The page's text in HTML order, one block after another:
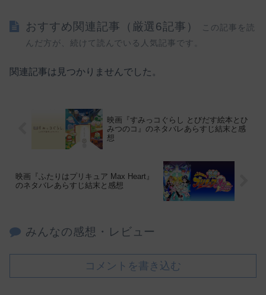
おすすめ関連記事（厳選6記事）
この記事を読
んだ方が、続けて読んでいる人気記事です。
関連記事は見つかりませんでした。
映画『すみっコぐらし とびだす絵本とひ
みつのコ』のネタバレあらすじ結末と感
想
映画『ふたりはプリキュア Max Heart』
のネタバレあらすじ結末と感想
みんなの感想・レビュー
コメントを書き込む